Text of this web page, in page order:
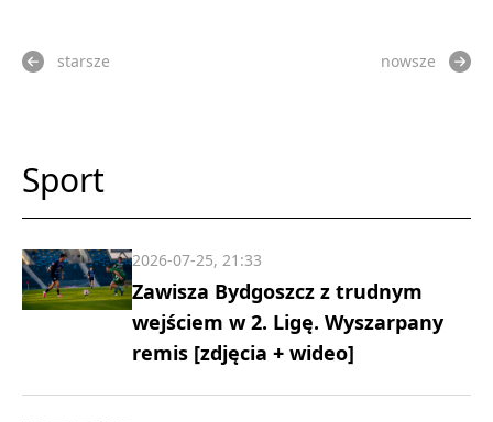
starsze nowsze
Sport
Zawisza Bydgoszcz z trudnym
wejściem w 2. Ligę. Wyszarpany
remis [zdjęcia + wideo]
2026-07-25, 21:33